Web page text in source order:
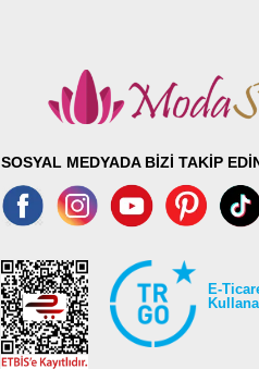
SOSYAL MEDYADA BİZİ TAKİP
E-